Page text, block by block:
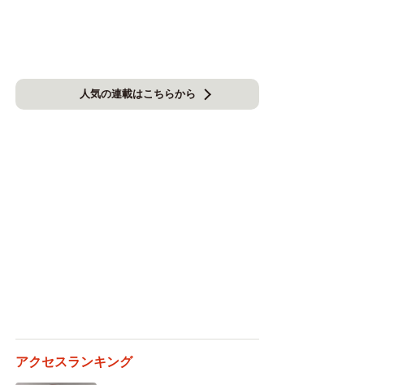
人気の連載はこちらから
アクセスランキング